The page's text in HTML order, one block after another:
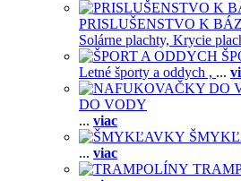
PRISLUŠENSTVO K
Solárne plachty, Krycie
Letné športy a oddych , ...
DO VODY
... viac
... viac